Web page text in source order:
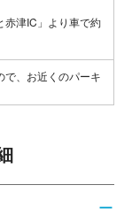
赤津IC」より車で約
で、お近くのパーキ